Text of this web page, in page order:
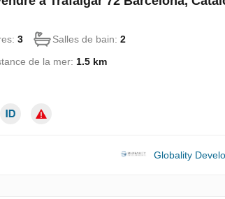
3 Salles de bain:2
de la mer: 1.5 km
Globality